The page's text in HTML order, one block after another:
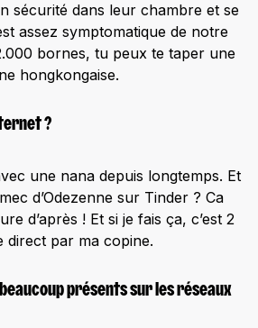
sécurité dans leur chambre et se
assez symptomatique de notre
bornes, tu peux te taper une
hongkongaise.
?
une nana depuis longtemps. Et
d’Odezenne sur Tinder ? Ca
d’après ! Et si je fais ça, c’est 2
direct par ma copine.
présents sur les réseaux